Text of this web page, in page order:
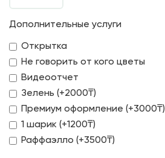
Дополнительные услуги
Открытка
Не говорить от кого цветы
Видеоотчет
Зелень (+2000₸)
Премиум оформление (+3000₸)
1 шарик (+1200₸)
Раффаэлло (+3500₸)